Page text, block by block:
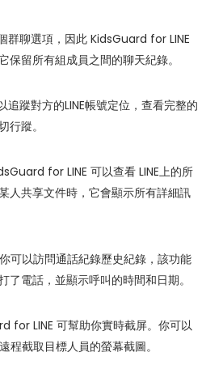
群聊選項，因此 KidsGuard for LINE
保留所有組成員之間的聊天紀錄。
追蹤對方的LINE帳號定位，查看完整的
行蹤。
for LINE 可以查看 LINE上的所
人共享文件時，它會顯示所有詳細訊
可以訪問通話紀錄歷史紀錄，該功能
了電話，並顯示呼叫的時間和日期。
for LINE 可幫助你實時截屏。你可以
程截取目標人員的螢幕截圖。